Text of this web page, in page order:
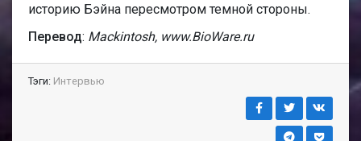
историю Бэйна пересмотром темной стороны.
Перевод: Mackintosh, www.BioWare.ru
Тэги: Интервью